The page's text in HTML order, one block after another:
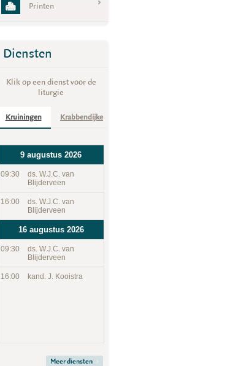
Printen
Diensten
Klik op een dienst voor de
liturgie
Kruiningen Krabbendijke
9 augustus 2026
09:30
ds. W.J.C. van
Blijderveen
16:00
ds. W.J.C. van
Blijderveen
16 augustus 2026
09:30
ds. W.J.C. van
Blijderveen
16:00 kand. J. Kooistra
Meer diensten